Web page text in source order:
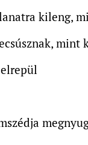
kileng,